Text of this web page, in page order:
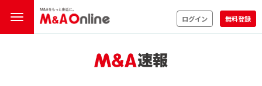
ログイン 無料登録